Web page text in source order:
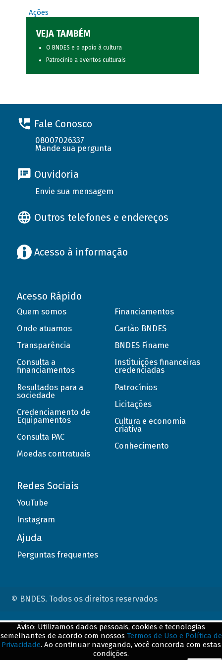
Ações
VEJA TAMBÉM
O BNDES e o apoio à cultura
Patrocínio a eventos culturais
Fale Conosco
08007026337
Mande sua pergunta
Ouvidoria
Envie sua mensagem
Outros telefones e endereços
Acesso à informação
Acesso Rápido
Quem somos
Onde atuamos
Transparência
Consulta a
financiamentos
Resultados para a
sociedade
Credenciamento de
Equipamentos
Consulta PAC
Moedas contratuais
Financiamentos
Cartão BNDES
BNDES Finame
Instituições financeiras
credenciadas
Patrocínios
Licitações
Cultura e economia
criativa
Conhecimento
Redes Sociais
YouTube
Instagram
Ajuda
Perguntas frequentes
© BNDES. Todos os direitos reservados
Aviso: Utilizamos dados pessoais, cookies e tecnologias
semelhantes de acordo com nossos Termos de Uso e Política de
Privacidade. Ao continuar navegando, você concorda com estas
condições.
ConteÃºdo complementar
${title}${badge}